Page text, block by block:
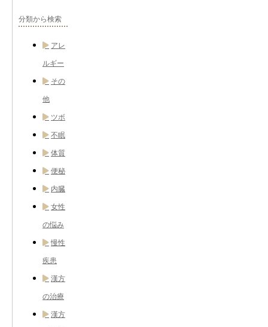
分類から検索
アレ
ルギー
その
他
ツボ
不眠
体質
便秘
内臓
女性
の悩み
慢性
疾患
漢方
の治療
漢方